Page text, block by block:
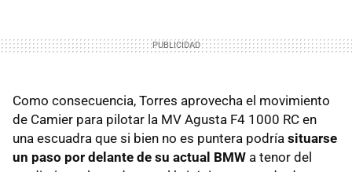
Como consecuencia, Torres aprovecha el movimiento
de Camier para pilotar la MV Agusta F4 1000 RC en
una escuadra que si bien no es puntera podría situarse
un paso por delante de su actual BMW a tenor del